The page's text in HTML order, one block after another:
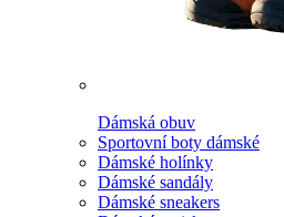
Dámská obuv
Sportovní boty dámské
Dámské holínky
Dámské sandály
Dámské sneakers